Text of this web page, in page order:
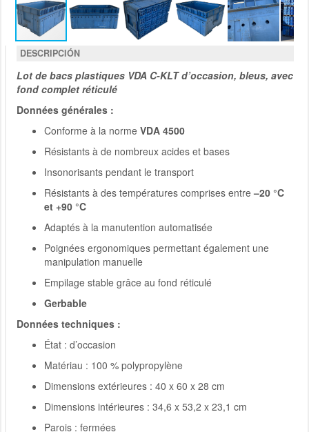
DESCRIPCIÓN
Lot de bacs plastiques VDA C-KLT d’occasion, bleus, avec
fond complet réticulé
Données générales :
Conforme à la norme VDA 4500
Résistants à de nombreux acides et bases
Insonorisants pendant le transport
Résistants à des températures comprises entre –20 °C
et +90 °C
Adaptés à la manutention automatisée
Poignées ergonomiques permettant également une
manipulation manuelle
Empilage stable grâce au fond réticulé
Gerbable
Données techniques :
État : d’occasion
Matériau : 100 % polypropylène
Dimensions extérieures : 40 x 60 x 28 cm
Dimensions intérieures : 34,6 x 53,2 x 23,1 cm
Parois : fermées